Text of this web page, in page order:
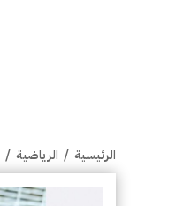
الرئيسية / الرياضية /